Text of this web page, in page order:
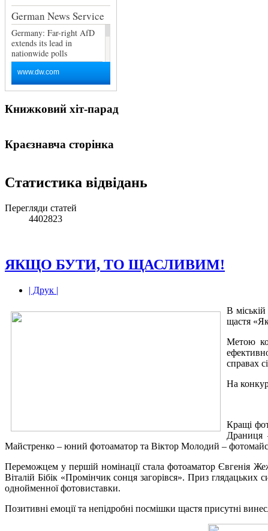
Книжковий хіт-парад
Краєзнавча сторінка
Статистика відвідань
Перегляди статей
4402823
ЯКЩО БУТИ, ТО ЩАСЛИВИМ!
| Друк |
В
щастя
Метою
справах
На
Кращі
Драниця
Майстренко – юний фотоаматор та Віктор Молодий –
Переможцем у першій номінації стала фотоаматор Євгенія
Віталій Бібік «Промінчик сонця загорівся». Приз
однойменної фотовиставки.
Позитивні емоції та непідробні посмішки щастя присутні